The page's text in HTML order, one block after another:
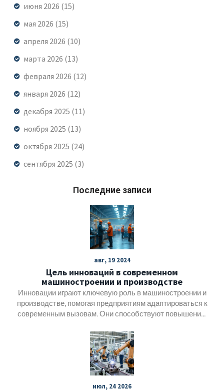
июня 2026 (15)
мая 2026 (15)
апреля 2026 (10)
марта 2026 (13)
февраля 2026 (12)
января 2026 (12)
декабря 2025 (11)
ноября 2025 (13)
октября 2025 (24)
сентября 2025 (3)
Последние записи
авг, 19 2024
Цель инноваций в современном
машиностроении и производстве
Инновации играют ключевую роль в машиностроении и
производстве, помогая предприятиям адаптироваться к
современным вызовам. Они способствуют повышению
качества продукции. Достижения в области технологий
также открывают новые возможности для создания
более устойчивых и экологически чистых процессов. В
статье рассматриваются основные цели инноваций и их
влияние на развитие промышленности.
июл, 24 2026